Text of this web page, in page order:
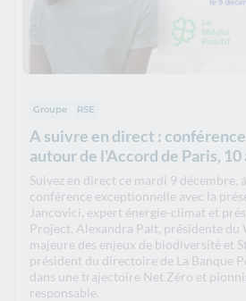
Groupe RSE
A suivre en direct :
autour de l'Accord de Paris, 10
Suivez en direct ce mardi 9 décembre,
conférence exceptionnelle avec la
Jancovici, expert énergie-climat et
Project, Alexandra Palt, présidente du
majeure des enjeux de biodiversité et
président du directoire de La Banque
dans une trajectoire Net Zéro et
responsable.